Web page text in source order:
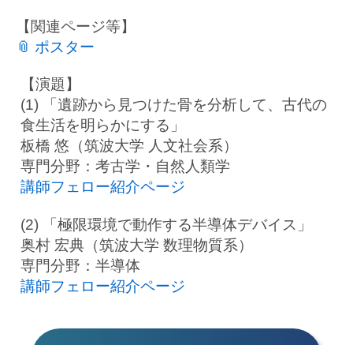
【関連ページ等】
📎 ポスター
【演題】
(1) 「遺跡から見つけた骨を分析して、古代の
食生活を明らかにする」
板橋 悠（筑波大学 人文社会系）
専門分野：考古学・自然人類学
講師フェロー紹介ページ
(2) 「極限環境で動作する半導体デバイス」
奥村 宏典（筑波大学 数理物質系）
専門分野：半導体
講師フェロー紹介ページ